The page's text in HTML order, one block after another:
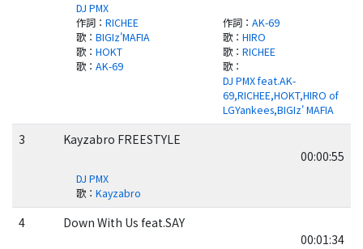
DJ PMX
作詞： RICHEE 作詞： AK-69
歌： BIGIz'MAFIA 歌： HIRO
歌： HOKT 歌： RICHEE
歌： AK-69 歌：
DJ PMX feat.AK-
69,RICHEE,HOKT,HIRO of
LGYankees,BIGIz' MAFIA
3
Kayzabro FREESTYLE
00:00:55
DJ PMX
歌： Kayzabro
4
Down With Us feat.SAY
00:01:34